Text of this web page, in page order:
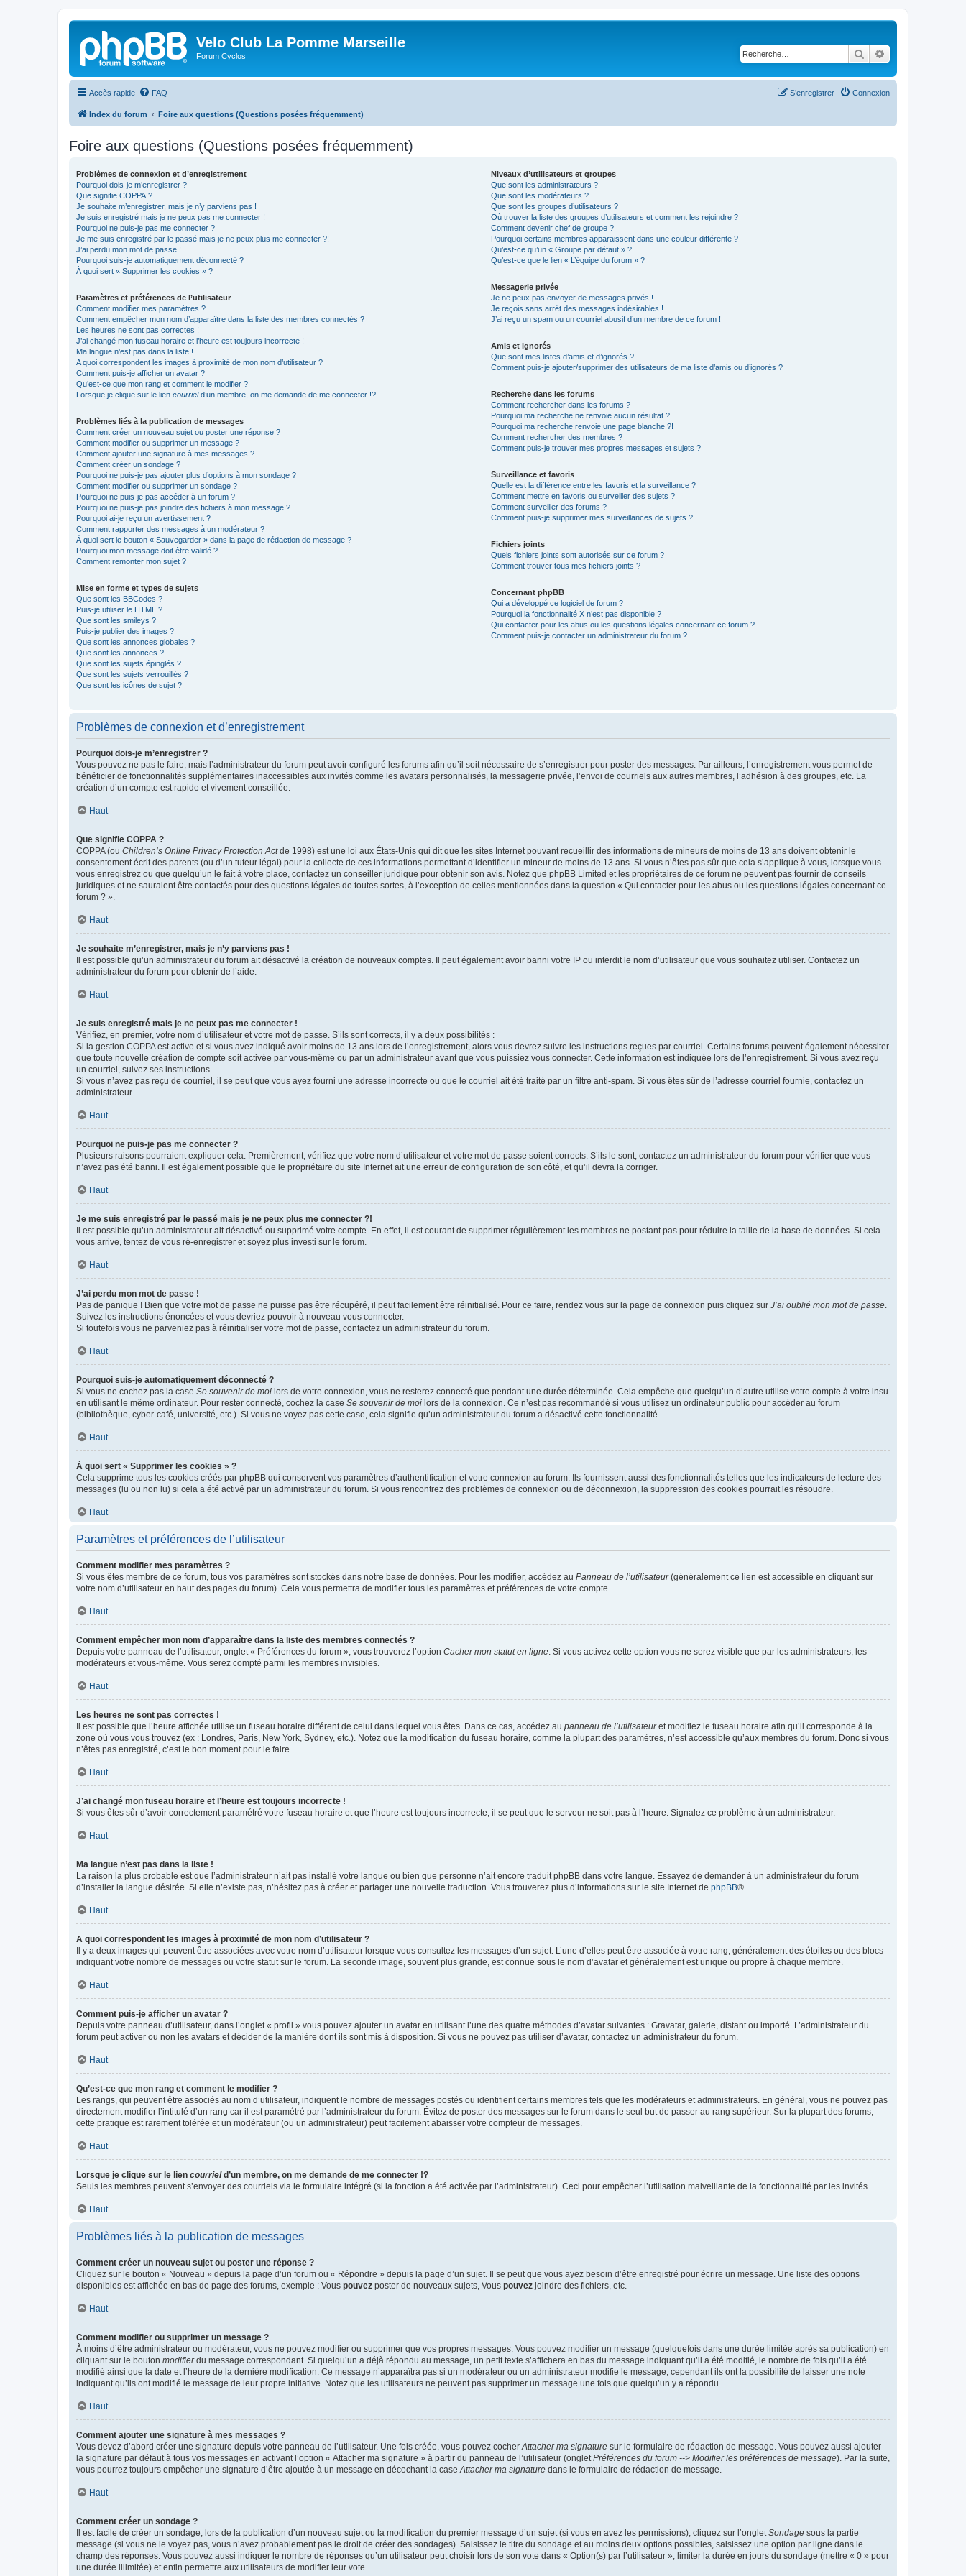
Velo Club La Pomme Marseille
Forum Cyclos Rechercher
Accès rapide FAQ Connexion
S’enregistrer
Index du forum Foire aux questions (Questions posées fréquemment)
Foire aux questions (Questions posées fréquemment)
Problèmes de connexion et d’enregistrement
Pourquoi dois-je m’enregistrer ?
Que signifie COPPA ?
Je souhaite m’enregistrer, mais je n’y parviens pas !
Je suis enregistré mais je ne peux pas me connecter !
Pourquoi ne puis-je pas me connecter ?
Je me suis enregistré par le passé mais je ne peux plus me connecter ?!
J’ai perdu mon mot de passe !
Pourquoi suis-je automatiquement déconnecté ?
À quoi sert « Supprimer les cookies » ?
Paramètres et préférences de l’utilisateur
Comment modifier mes paramètres ?
Comment empêcher mon nom d’apparaître dans la liste des membres connectés ?
Les heures ne sont pas correctes !
J’ai changé mon fuseau horaire et l’heure est toujours incorrecte !
Ma langue n’est pas dans la liste !
A quoi correspondent les images à proximité de mon nom d’utilisateur ?
Comment puis-je afficher un avatar ?
Qu’est-ce que mon rang et comment le modifier ?
Lorsque je clique sur le lien courrield’un membre, on me demande de me connecter !?
Problèmes liés à la publication de messages
Comment créer un nouveau sujet ou poster une réponse ?
Comment modifier ou supprimer un message ?
Comment ajouter une signature à mes messages ?
Comment créer un sondage ?
Pourquoi ne puis-je pas ajouter plus d’options à mon sondage ?
Comment modifier ou supprimer un sondage ?
Pourquoi ne puis-je pas accéder à un forum ?
Pourquoi ne puis-je pas joindre des fichiers à mon message ?
Pourquoi ai-je reçu un avertissement ?
Comment rapporter des messages à un modérateur ?
À quoi sert le bouton « Sauvegarder » dans la page de rédaction de message ?
Pourquoi mon message doit être validé ?
Comment remonter mon sujet ?
Mise en forme et types de sujets
Que sont les BBCodes ?
Puis-je utiliser le HTML ?
Que sont les smileys ?
Puis-je publier des images ?
Que sont les annonces globales ?
Que sont les annonces ?
Que sont les sujets épinglés ?
Que sont les sujets verrouillés ?
Que sont les icônes de sujet ?
Niveaux d’utilisateurs et groupes
Que sont les administrateurs ?
Que sont les modérateurs ?
Que sont les groupes d’utilisateurs ?
Où trouver la liste des groupes d’utilisateurs et comment les rejoindre ?
Comment devenir chef de groupe ?
Pourquoi certains membres apparaissent dans une couleur différente ?
Qu’est-ce qu’un « Groupe par défaut » ?
Qu’est-ce que le lien « L’équipe du forum » ?
Messagerie privée
Je ne peux pas envoyer de messages privés !
Je reçois sans arrêt des messages indésirables !
J’ai reçu un spam ou un courriel abusif d’un membre de ce forum !
Amis et ignorés
Que sont mes listes d’amis et d’ignorés ?
Comment puis-je ajouter/supprimer des utilisateurs de ma liste d’amis ou d’ignorés ?
Recherche dans les forums
Comment rechercher dans les forums ?
Pourquoi ma recherche ne renvoie aucun résultat ?
Pourquoi ma recherche renvoie une page blanche ?!
Comment rechercher des membres ?
Comment puis-je trouver mes propres messages et sujets ?
Surveillance et favoris
Quelle est la différence entre les favoris et la surveillance ?
Comment mettre en favoris ou surveiller des sujets ?
Comment surveiller des forums ?
Comment puis-je supprimer mes surveillances de sujets ?
Fichiers joints
Quels fichiers joints sont autorisés sur ce forum ?
Comment trouver tous mes fichiers joints ?
Concernant phpBB
Qui a développé ce logiciel de forum ?
Pourquoi la fonctionnalité X n’est pas disponible ?
Qui contacter pour les abus ou les questions légales concernant ce forum ?
Comment puis-je contacter un administrateur du forum ?
Problèmes de connexion et d’enregistrement
Pourquoi dois-je m’enregistrer ?
Vous pouvez ne pas le faire, mais l’administrateur du forum peut avoir configuré les forums afin qu’il soit nécessaire de s’enregistrer pour poster des messages. Par ailleurs, l’enregistrement vous permet de
bénéficier de fonctionnalités supplémentaires inaccessibles aux invités comme les avatars personnalisés, la messagerie privée, l’envoi de courriels aux autres membres, l’adhésion à des groupes, etc. La
création d’un compte est rapide et vivement conseillée.
Haut
Que signifie COPPA ?
COPPA (ou Children’s Online Privacy Protection Actde 1998) est une loi aux États-Unis qui dit que les sites Internet pouvant recueillir des informations de mineurs de moins de 13 ans doivent obtenir le
consentement écrit des parents (ou d’un tuteur légal) pour la collecte de ces informations permettant d’identifier un mineur de moins de 13 ans. Si vous n’êtes pas sûr que cela s’applique à vous, lorsque vous
vous enregistrez ou que quelqu’un le fait à votre place, contactez un conseiller juridique pour obtenir son avis. Notez que phpBB Limited et les propriétaires de ce forum ne peuvent pas fournir de conseils
juridiques et ne sauraient être contactés pour des questions légales de toutes sortes, à l’exception de celles mentionnées dans la question « Qui contacter pour les abus ou les questions légales concernant ce
forum ? ».
Haut
Je souhaite m’enregistrer, mais je n’y parviens pas !
Il est possible qu’un administrateur du forum ait désactivé la création de nouveaux comptes. Il peut également avoir banni votre IP ou interdit le nom d’utilisateur que vous souhaitez utiliser. Contactez un
administrateur du forum pour obtenir de l’aide.
Haut
Je suis enregistré mais je ne peux pas me connecter !
Vérifiez, en premier, votre nom d’utilisateur et votre mot de passe. S’ils sont corrects, il y a deux possibilités :
Si la gestion COPPA est active et si vous avez indiqué avoir moins de 13 ans lors de l’enregistrement, alors vous devrez suivre les instructions reçues par courriel. Certains forums peuvent également nécessiter
que toute nouvelle création de compte soit activée par vous-même ou par un administrateur avant que vous puissiez vous connecter. Cette information est indiquée lors de l’enregistrement. Si vous avez reçu
un courriel, suivez ses instructions.
Si vous n’avez pas reçu de courriel, il se peut que vous ayez fourni une adresse incorrecte ou que le courriel ait été traité par un filtre anti-spam. Si vous êtes sûr de l’adresse courriel fournie, contactez un
administrateur.
Haut
Pourquoi ne puis-je pas me connecter ?
Plusieurs raisons pourraient expliquer cela. Premièrement, vérifiez que votre nom d’utilisateur et votre mot de passe soient corrects. S’ils le sont, contactez un administrateur du forum pour vérifier que vous
n’avez pas été banni. Il est également possible que le propriétaire du site Internet ait une erreur de configuration de son côté, et qu’il devra la corriger.
Haut
Je me suis enregistré par le passé mais je ne peux plus me connecter ?!
Il est possible qu’un administrateur ait désactivé ou supprimé votre compte. En effet, il est courant de supprimer régulièrement les membres ne postant pas pour réduire la taille de la base de données. Si cela
vous arrive, tentez de vous ré-enregistrer et soyez plus investi sur le forum.
Haut
J’ai perdu mon mot de passe !
Pas de panique ! Bien que votre mot de passe ne puisse pas être récupéré, il peut facilement être réinitialisé. Pour ce faire, rendez vous sur la page de connexion puis cliquez sur J’ai oublié mon mot de passe
Suivez les instructions énoncées et vous devriez pouvoir à nouveau vous connecter.
Si toutefois vous ne parveniez pas à réinitialiser votre mot de passe, contactez un administrateur du forum.
Haut
Pourquoi suis-je automatiquement déconnecté ?
Si vous ne cochez pas la case Se souvenir de moi lors de votre connexion, vous ne resterez connecté que pendant une durée déterminée. Cela empêche que quelqu’un d’autre utilise votre compte à votre insu
en utilisant le même ordinateur. Pour rester connecté, cochez la case Se souvenir de moi lors de la connexion. Ce n’est pas recommandé si vous utilisez un ordinateur public pour accéder au forum
(bibliothèque, cyber-café, université, etc.). Si vous ne voyez pas cette case, cela signifie qu’un administrateur du forum a désactivé cette fonctionnalité.
Haut
À quoi sert « Supprimer les cookies » ?
Cela supprime tous les cookies créés par phpBB qui conservent vos paramètres d’authentification et votre connexion au forum. Ils fournissent aussi des fonctionnalités telles que les indicateurs de lecture des
messages (lu ou non lu) si cela a été activé par un administrateur du forum. Si vous rencontrez des problèmes de connexion ou de déconnexion, la suppression des cookies pourrait les résoudre.
Haut
Paramètres et préférences de l’utilisateur
Comment modifier mes paramètres ?
Si vous êtes membre de ce forum, tous vos paramètres sont stockés dans notre base de données. Pour les modifier, accédez au Panneau de l’utilisateur(généralement ce lien est accessible en cliquant sur
votre nom d’utilisateur en haut des pages du forum). Cela vous permettra de modifier tous les paramètres et préférences de votre compte.
Haut
Comment empêcher mon nom d’apparaître dans la liste des membres connectés ?
Depuis votre panneau de l’utilisateur, onglet « Préférences du forum », vous trouverez l’option Cacher mon statut en ligne . Si vous activez cette option vous ne serez visible que par les administrateurs, les
modérateurs et vous-même. Vous serez compté parmi les membres invisibles.
Haut
Les heures ne sont pas correctes !
Il est possible que l’heure affichée utilise un fuseau horaire différent de celui dans lequel vous êtes. Dans ce cas, accédez au panneau de l’utilisateuret modifiez le fuseau horaire afin qu’il corresponde à la
zone où vous vous trouvez (ex : Londres, Paris, New York, Sydney, etc.). Notez que la modification du fuseau horaire, comme la plupart des paramètres, n’est accessible qu’aux membres du forum. Donc si vous
n’êtes pas enregistré, c’est le bon moment pour le faire.
Haut
J’ai changé mon fuseau horaire et l’heure est toujours incorrecte !
Si vous êtes sûr d’avoir correctement paramétré votre fuseau horaire et que l’heure est toujours incorrecte, il se peut que le serveur ne soit pas à l’heure. Signalez ce problème à un administrateur.
Haut
Ma langue n’est pas dans la liste !
La raison la plus probable est que l’administrateur n’ait pas installé votre langue ou bien que personne n’ait encore traduit phpBB dans votre langue. Essayez de demander à un administrateur du forum
d’installer la langue désirée. Si elle n’existe pas, n’hésitez pas à créer et partager une nouvelle traduction. Vous trouverez plus d’informations sur le site Internet de phpBB®.
Haut
A quoi correspondent les images à proximité de mon nom d’utilisateur ?
Il y a deux images qui peuvent être associées avec votre nom d’utilisateur lorsque vous consultez les messages d’un sujet. L’une d’elles peut être associée à votre rang, généralement des étoiles ou des blocs
indiquant votre nombre de messages ou votre statut sur le forum. La seconde image, souvent plus grande, est connue sous le nom d’avatar et généralement est unique ou propre à chaque membre.
Haut
Comment puis-je afficher un avatar ?
Depuis votre panneau d’utilisateur, dans l’onglet « profil » vous pouvez ajouter un avatar en utilisant l’une des quatre méthodes d’avatar suivantes : Gravatar, galerie, distant ou importé. L’administrateur du
forum peut activer ou non les avatars et décider de la manière dont ils sont mis à disposition. Si vous ne pouvez pas utiliser d’avatar, contactez un administrateur du forum.
Haut
Qu’est-ce que mon rang et comment le modifier ?
Les rangs, qui peuvent être associés au nom d’utilisateur, indiquent le nombre de messages postés ou identifient certains membres tels que les modérateurs et administrateurs. En général, vous ne pouvez pas
directement modifier l’intitulé d’un rang car il est paramétré par l’administrateur du forum. Évitez de poster des messages sur le forum dans le seul but de passer au rang supérieur. Sur la plupart des forums,
cette pratique est rarement tolérée et un modérateur (ou un administrateur) peut facilement abaisser votre compteur de messages.
Haut
Lorsque je clique sur le lien courrield’un membre, on me demande de me connecter !?
Seuls les membres peuvent s’envoyer des courriels via le formulaire intégré (si la fonction a été activée par l’administrateur). Ceci pour empêcher l’utilisation malveillante de la fonctionnalité par les invités.
Haut
Problèmes liés à la publication de messages
Comment créer un nouveau sujet ou poster une réponse ?
Cliquez sur le bouton « Nouveau » depuis la page d’un forum ou « Répondre » depuis la page d’un sujet. Il se peut que vous ayez besoin d’être enregistré pour écrire un message. Une liste des options
disponibles est affichée en bas de page des forums, exemple : Vous pouvez poster de nouveaux sujets, Vous pouvez joindre des fichiers, etc.
Haut
Comment modifier ou supprimer un message ?
À moins d’être administrateur ou modérateur, vous ne pouvez modifier ou supprimer que vos propres messages. Vous pouvez modifier un message (quelquefois dans une durée limitée après sa publication) en
cliquant sur le bouton modifierdu message correspondant. Si quelqu’un a déjà répondu au message, un petit texte s’affichera en bas du message indiquant qu’il a été modifié, le nombre de fois qu’il a été
modifié ainsi que la date et l’heure de la dernière modification. Ce message n’apparaîtra pas si un modérateur ou un administrateur modifie le message, cependant ils ont la possibilité de laisser une note
indiquant qu’ils ont modifié le message de leur propre initiative. Notez que les utilisateurs ne peuvent pas supprimer un message une fois que quelqu’un y a répondu.
Haut
Comment ajouter une signature à mes messages ?
Vous devez d’abord créer une signature depuis votre panneau de l’utilisateur. Une fois créée, vous pouvez cocher Attacher ma signature sur le formulaire de rédaction de message. Vous pouvez aussi ajouter
la signature par défaut à tous vos messages en activant l’option « Attacher ma signature » à partir du panneau de l’utilisateur (onglet Préférences du forum --> Modifier les préférences de message). Par la suite,
vous pourrez toujours empêcher une signature d’être ajoutée à un message en décochant la case Attacher ma signature dans le formulaire de rédaction de message.
Haut
Comment créer un sondage ?
Il est facile de créer un sondage, lors de la publication d’un nouveau sujet ou la modification du premier message d’un sujet (si vous en avez les permissions), cliquez sur l’onglet Sondage sous la partie
message (si vous ne le voyez pas, vous n’avez probablement pas le droit de créer des sondages). Saisissez le titre du sondage et au moins deux options possibles, saisissez une option par ligne dans le
champ des réponses. Vous pouvez aussi indiquer le nombre de réponses qu’un utilisateur peut choisir lors de son vote dans « Option(s) par l’utilisateur », limiter la durée en jours du sondage (mettre « 0 » pour
une durée illimitée) et enfin permettre aux utilisateurs de modifier leur vote.